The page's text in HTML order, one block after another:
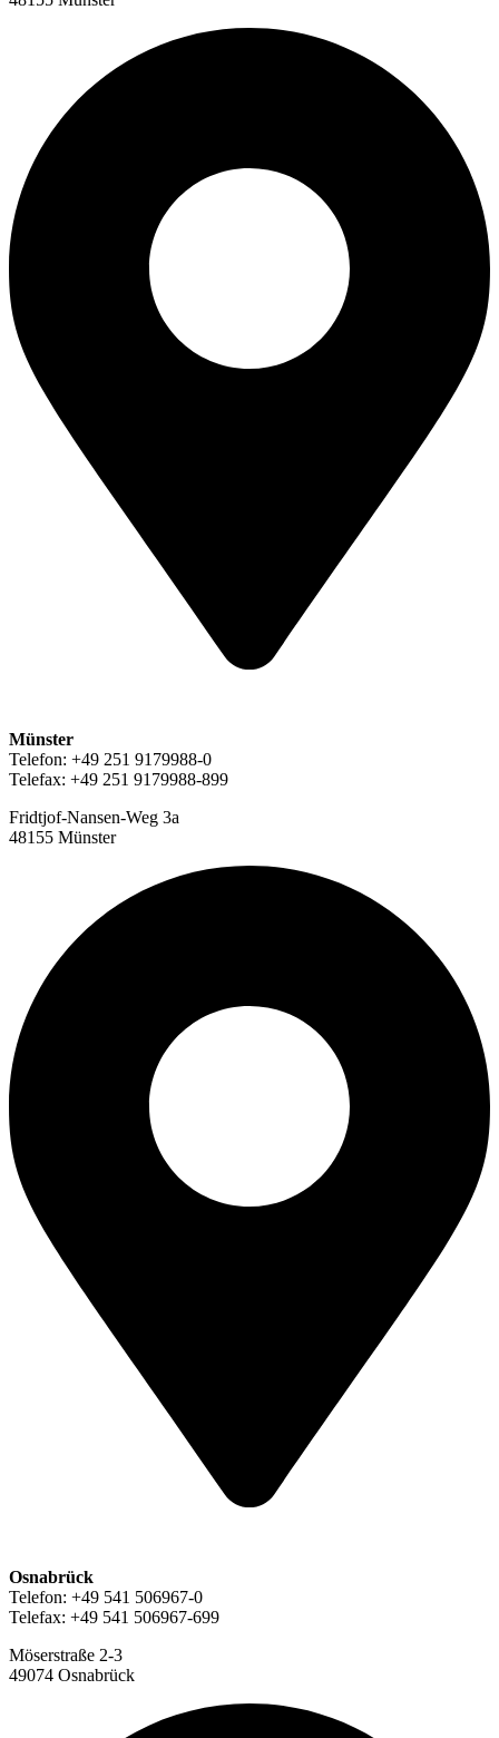
Münster
Telefon: +49 251 9179988-0
Telefax: +49 251 9179988-899
Fridtjof-Nansen-Weg 3a
48155 Münster
Osnabrück
Telefon: +49 541 506967-0
Telefax: +49 541 506967-699
Möserstraße 2-3
49074 Osnabrück